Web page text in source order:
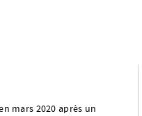
mars 2020 après un